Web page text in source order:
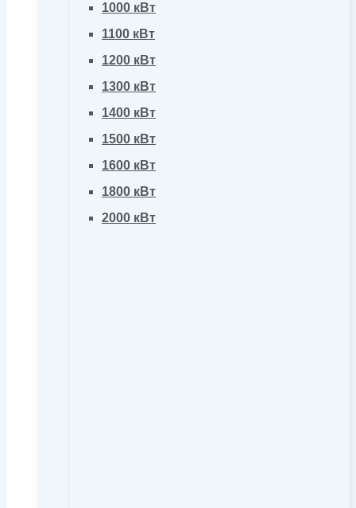
1000 кВт
1100 кВт
1200 кВт
1300 кВт
1400 кВт
1500 кВт
1600 кВт
1800 кВт
2000 кВт